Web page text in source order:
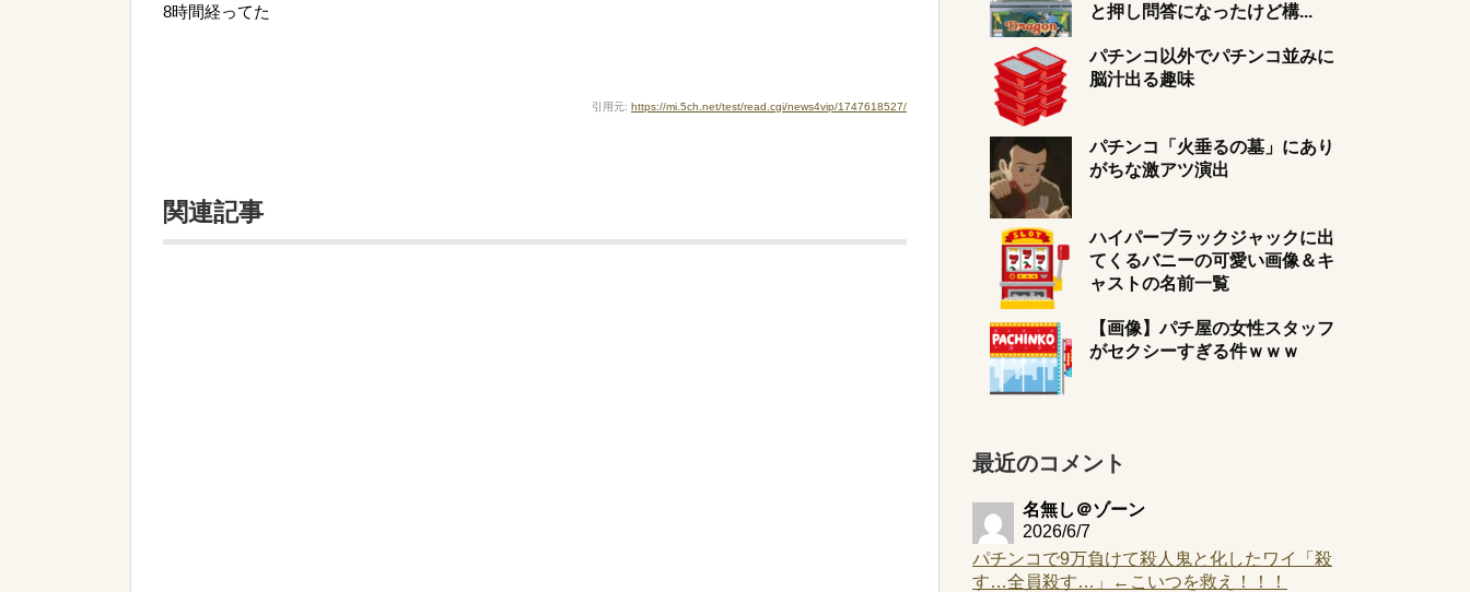
8時間経ってた
引用元: https://mi.5ch.net/test/read.cgi/news4vip/1747618527/
関連記事
と押し問答になったけど構...
パチンコ以外でパチンコ並みに
脳汁出る趣味
パチンコ「火垂るの墓」にあり
がちな激アツ演出
ハイパーブラックジャックに出
てくるバニーの可愛い画像＆キ
ャストの名前一覧
【画像】パチ屋の女性スタッフ
がセクシーすぎる件ｗｗｗ
最近のコメント
名無し＠ゾーン
2026/6/7
パチンコで9万負けて殺人鬼と化したワイ「殺
す…全員殺す…」←こいつを救え！！！